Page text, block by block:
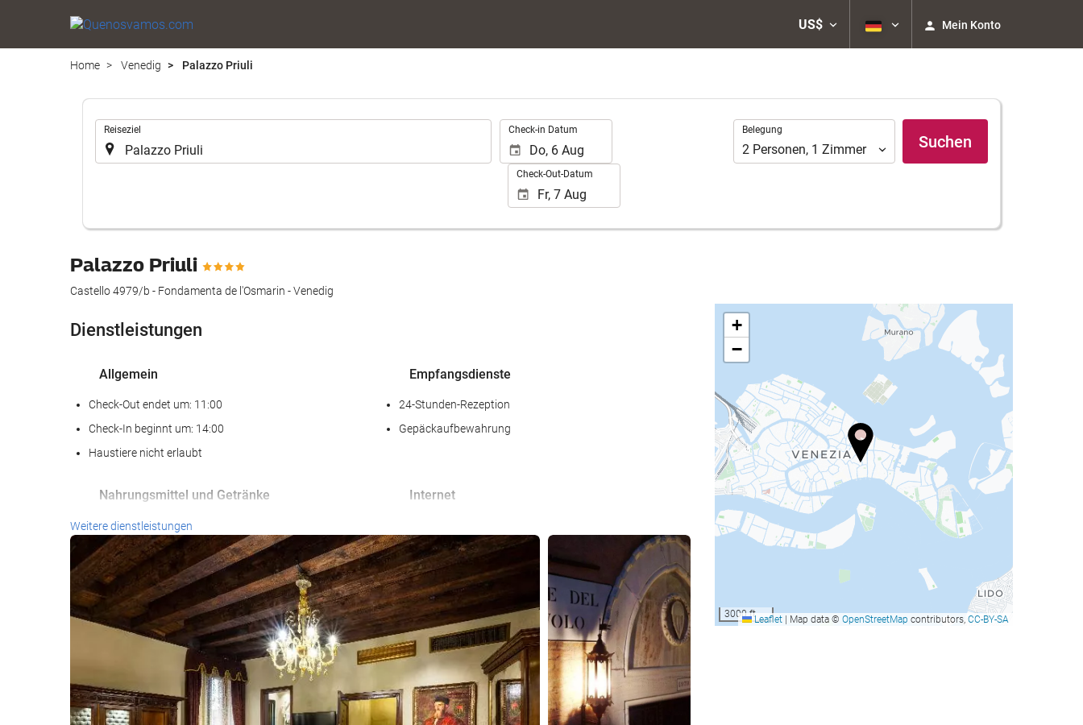
US$ Mein Konto
Home Venedig Palazzo Priuli
Reiseziel Check-in Datum
Check-Out-Datum
Belegung
Belegung
2 Personen, 1 Zimmer Suchen
Palazzo Priuli
Castello 4979/b - Fondamenta de l'Osmarin - Venedig
Dienstleistungen
Allgemein
Check-Out endet um: 11:00
Check-In beginnt um: 14:00
Haustiere nicht erlaubt
Empfangsdienste
24-Stunden-Rezeption
Gepäckaufbewahrung
Nahrungsmittel und Getränke
Bar
Internet
Reinigungsservice
Wäscheservice
Weitere dienstleistungen
25 Fotos anzeigen
+
−
3000 ftLeaflet Map data © OpenStreetMap contributors, CC-BY-SA